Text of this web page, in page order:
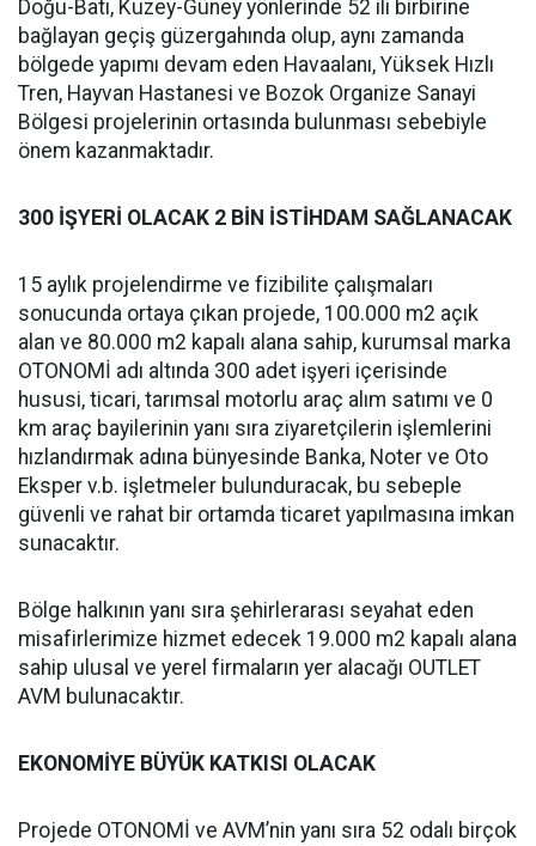
Doğu-Batı, Kuzey-Güney yönlerinde 52 ili birbirine
bağlayan geçiş güzergahında olup, aynı zamanda
bölgede yapımı devam eden Havaalanı, Yüksek Hızlı
Tren, Hayvan Hastanesi ve Bozok Organize Sanayi
Bölgesi projelerinin ortasında bulunması sebebiyle
önem kazanmaktadır.
300 İŞYERİ OLACAK 2 BİN İSTİHDAM SAĞLANACAK
15 aylık projelendirme ve fizibilite çalışmaları
sonucunda ortaya çıkan projede, 100.000 m2 açık
alan ve 80.000 m2 kapalı alana sahip, kurumsal marka
OTONOMİ adı altında 300 adet işyeri içerisinde
hususi, ticari, tarımsal motorlu araç alım satımı ve 0
km araç bayilerinin yanı sıra ziyaretçilerin işlemlerini
hızlandırmak adına bünyesinde Banka, Noter ve Oto
Eksper v.b. işletmeler bulunduracak, bu sebeple
güvenli ve rahat bir ortamda ticaret yapılmasına imkan
sunacaktır.
Bölge halkının yanı sıra şehirlerarası seyahat eden
misafirlerimize hizmet edecek 19.000 m2 kapalı alana
sahip ulusal ve yerel firmaların yer alacağı OUTLET
AVM bulunacaktır.
EKONOMİYE BÜYÜK KATKISI OLACAK
Projede OTONOMİ ve AVM’nin yanı sıra 52 odalı birçok